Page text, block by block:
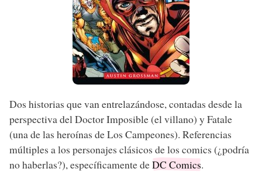
Dos historias que van entrelazándose, contadas desde la
perspectiva del Doctor Imposible (el villano) y Fatale
(una de las heroínas de Los Campeones). Referencias
múltiples a los personajes clásicos de los comics (¿podría
no haberlas?), específicamente deDC Comics.